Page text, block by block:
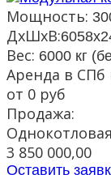
Мощность:
ДxШxВ:
Вес: 6000 кг
Аренда в СПб
от 0 руб
Продажа:
3 850 000,00
Оставить